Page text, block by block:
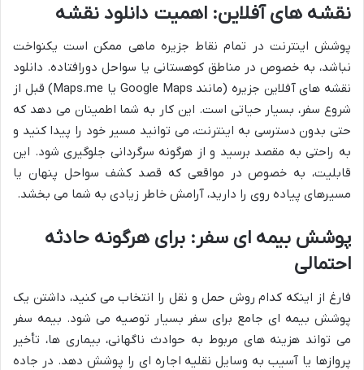
نقشه های آفلاین: اهمیت دانلود نقشه
پوشش اینترنت در تمام نقاط جزیره ماهی ممکن است یکنواخت
نباشد، به خصوص در مناطق کوهستانی یا سواحل دورافتاده. دانلود
نقشه های آفلاین جزیره (مانند Google Maps یا Maps.me) قبل از
شروع سفر، بسیار حیاتی است. این کار به شما اطمینان می دهد که
حتی بدون دسترسی به اینترنت، می توانید مسیر خود را پیدا کنید و
به راحتی به مقصد برسید و از هرگونه سرگردانی جلوگیری شود. این
قابلیت، به خصوص در مواقعی که قصد کشف سواحل پنهان یا
مسیرهای پیاده روی را دارید، آرامش خاطر زیادی به شما می بخشد.
پوشش بیمه ای سفر: برای هرگونه حادثه
احتمالی
فارغ از اینکه کدام روش حمل و نقل را انتخاب می کنید، داشتن یک
پوشش بیمه ای جامع برای سفر بسیار توصیه می شود. بیمه سفر
می تواند هزینه های مربوط به حوادث ناگهانی، بیماری ها، تأخیر
پروازها یا آسیب به وسایل نقلیه اجاره ای را پوشش دهد. در جاده